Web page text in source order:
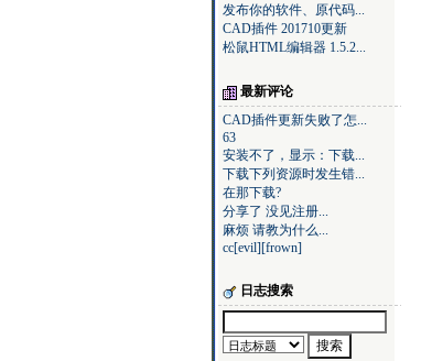
发布你的软件、原代码...
CAD插件 201710更新
松鼠HTML编辑器 1.5.2...
最新评论
CAD插件更新失败了怎...
63
安装不了，显示：下载...
下载下列资源时发生错...
在那下载?
分享了 没见注册...
麻烦 请教为什么...
cc[evil][frown]
日志搜索